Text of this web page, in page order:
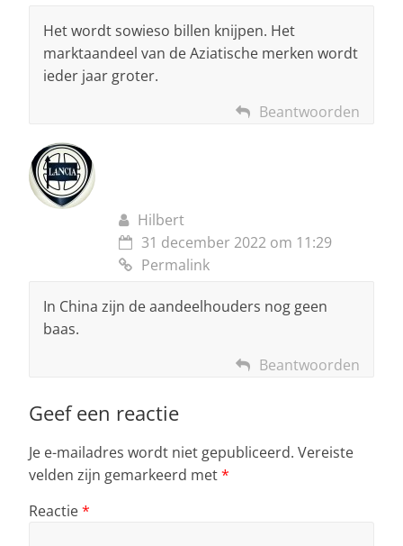
Het wordt sowieso billen knijpen. Het
marktaandeel van de Aziatische merken wordt
ieder jaar groter.
Beantwoorden
Hilbert
31 december 2022 om 11:29
Permalink
In China zijn de aandeelhouders nog geen
baas.
Beantwoorden
Geef een reactie
Je e-mailadres wordt niet gepubliceerd. Vereiste
velden zijn gemarkeerd met*
Reactie*